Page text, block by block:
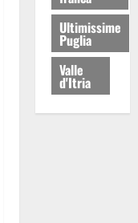
Ultimissime
Puglia
Valle
d'Itria